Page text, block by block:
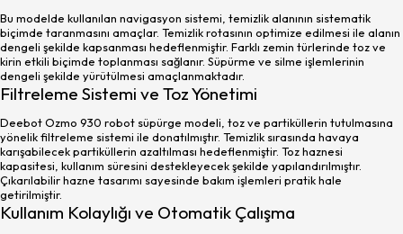
Bu modelde kullanılan navigasyon sistemi, temizlik alanının sistematik
biçimde taranmasını amaçlar. Temizlik rotasının optimize edilmesi ile alanın
dengeli şekilde kapsanması hedeflenmiştir. Farklı zemin türlerinde toz ve
kirin etkili biçimde toplanması sağlanır. Süpürme ve silme işlemlerinin
dengeli şekilde yürütülmesi amaçlanmaktadır.
Filtreleme Sistemi ve Toz Yönetimi
Deebot Ozmo 930 robot süpürge modeli, toz ve partiküllerin tutulmasına
yönelik filtreleme sistemi ile donatılmıştır. Temizlik sırasında havaya
karışabilecek partiküllerin azaltılması hedeflenmiştir. Toz haznesi
kapasitesi, kullanım süresini destekleyecek şekilde yapılandırılmıştır.
Çıkarılabilir hazne tasarımı sayesinde bakım işlemleri pratik hale
getirilmiştir.
Kullanım Kolaylığı ve Otomatik Çalışma